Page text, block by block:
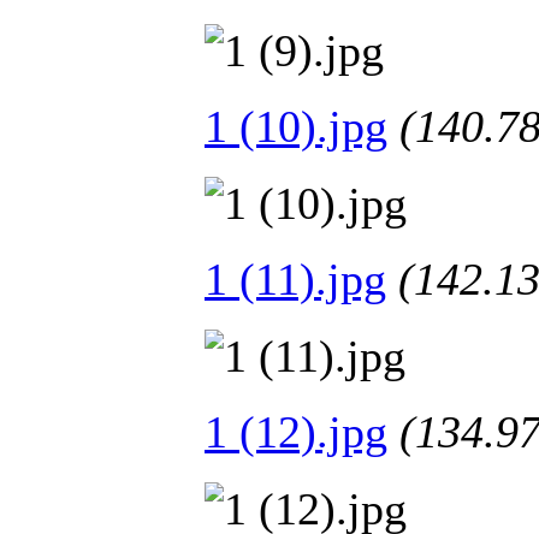
1 (10).jpg
1 (11).jpg
1 (12).jpg